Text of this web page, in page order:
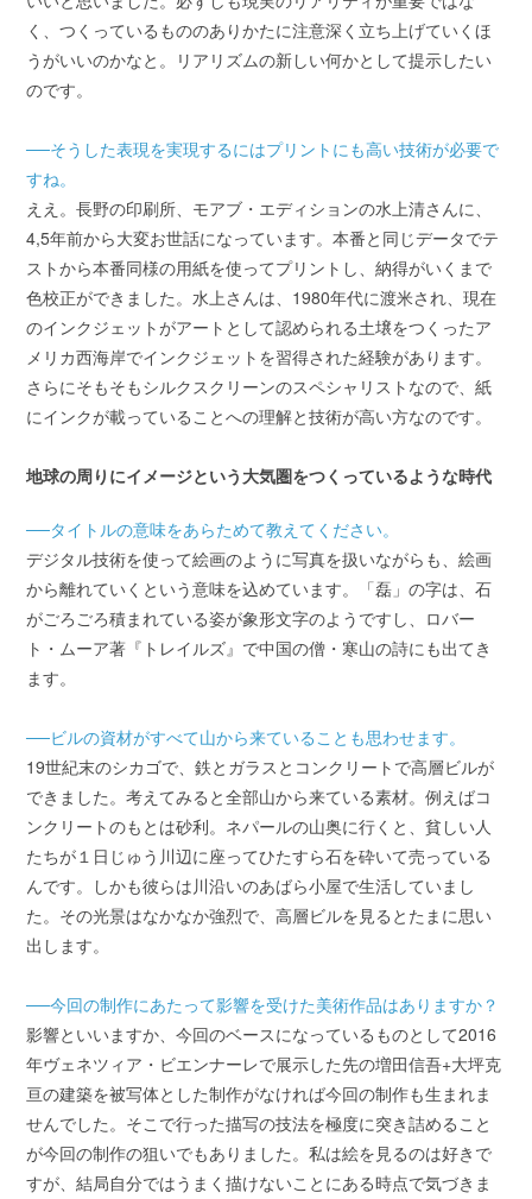
く、つくっているもののありかたに注意深く立ち上げていくほ
うがいいのかなと。リアリズムの新しい何かとして提示したい
のです。
──そうした表現を実現するにはプリントにも高い技術が必要で
すね。
ええ。長野の印刷所、モアブ・エディションの水上清さんに、
4,5年前から大変お世話になっています。本番と同じデータでテ
ストから本番同様の用紙を使ってプリントし、納得がいくまで
色校正ができました。水上さんは、1980年代に渡米され、現在
のインクジェットがアートとして認められる土壌をつくったア
メリカ西海岸でインクジェットを習得された経験があります。
さらにそもそもシルクスクリーンのスペシャリストなので、紙
にインクが載っていることへの理解と技術が高い方なのです。
地球の周りにイメージという大気圏をつくっているような時代
──タイトルの意味をあらためて教えてください。
デジタル技術を使って絵画のように写真を扱いながらも、絵画
から離れていくという意味を込めています。「磊」の字は、石
がごろごろ積まれている姿が象形文字のようですし、ロバー
ト・ムーア著『トレイルズ』で中国の僧・寒山の詩にも出てき
ます。
──ビルの資材がすべて山から来ていることも思わせます。
19世紀末のシカゴで、鉄とガラスとコンクリートで高層ビルが
できました。考えてみると全部山から来ている素材。例えばコ
ンクリートのもとは砂利。ネパールの山奥に行くと、貧しい人
たちが１日じゅう川辺に座ってひたすら石を砕いて売っている
んです。しかも彼らは川沿いのあばら小屋で生活していまし
た。その光景はなかなか強烈で、高層ビルを見るとたまに思い
出します。
──今回の制作にあたって影響を受けた美術作品はありますか？
影響といいますか、今回のベースになっているものとして2016
年ヴェネツィア・ビエンナーレで展示した先の増田信吾+大坪克
亘の建築を被写体とした制作がなければ今回の制作も生まれま
せんでした。そこで行った描写の技法を極度に突き詰めること
が今回の制作の狙いでもありました。私は絵を見るのは好きで
すが、結局自分ではうまく描けないことにある時点で気づきま